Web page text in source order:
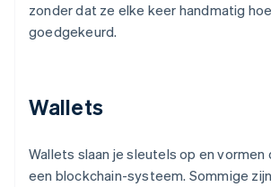
zonder dat ze elke keer handmatig
goedgekeurd.
Wallets
Wallets slaan je sleutels op en
een blockchain-systeem. Sommige